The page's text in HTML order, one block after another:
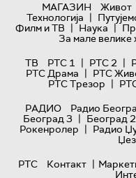
МАГАЗИН
Живот
Технологијa |
Филм и ТВ | Наука |
За мале велике
ТВ
РТС 1 | РТС 2 |
РТС Драма | РТС
РТС Трезор |
РАДИО
Радио
Београд 3 | Београд
Рокенролер | Радио
РТС
Контакт |